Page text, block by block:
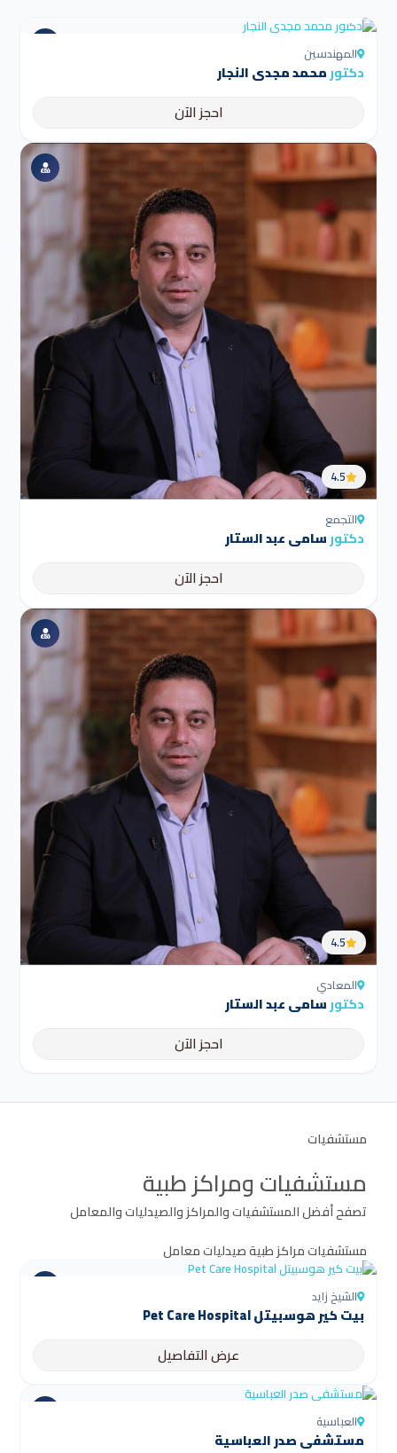
المهندسين
دكتورمحمد مجدي النجار
احجز الآن
4.5
التجمع
دكتورسامي عبد الستار
احجز الآن
4.5
المعادي
دكتورسامي عبد الستار
احجز الآن
مستشفيات
مستشفيات ومراكز طبية
تصفح أفضل المستشفيات والمراكز والصيدليات والمعامل
مستشفياتمراكز طبيةصيدلياتمعامل
الشيخ زايد
بيت كير هوسبيتل Pet Care Hospital
عرض التفاصيل
العباسية
مستشفى صدر العباسية